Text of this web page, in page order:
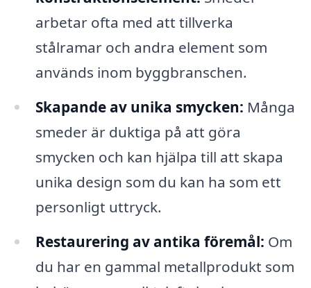
arbetar ofta med att tillverka
stålramar och andra element som
används inom byggbranschen.
Skapande av unika smycken: Många
smeder är duktiga på att göra
smycken och kan hjälpa till att skapa
unika design som du kan ha som ett
personligt uttryck.
Restaurering av antika föremål: Om
du har en gammal metallprodukt som